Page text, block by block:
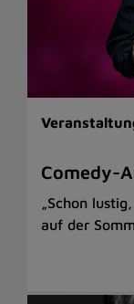
Comedy-
„Schon
auf der